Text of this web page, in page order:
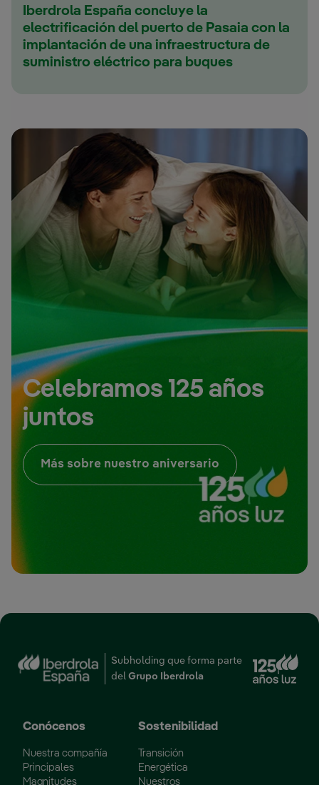
Iberdrola España concluye la
electrificación del puerto de Pasaia con la
implantación de una infraestructura de
suministro eléctrico para buques
Celebramos 125 años
juntos
Más sobre nuestro aniversario Enlace externo,
Subholding que forma parte
del Grupo Iberdrola
Conócenos
Nuestra compañía
Principales
Magnitudes
Sostenibilidad
Transición
Energética
Nuestros